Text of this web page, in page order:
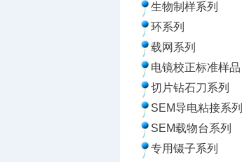
生物制样系列
环系列
载网系列
电镜校正标准样品
切片钻石刀系列
SEM导电粘接系列
SEM载物台系列
专用镊子系列